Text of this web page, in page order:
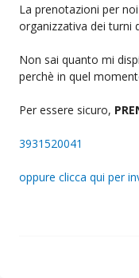
La prenotazioni per
organizzativa dei turni
Non sai quanto mi
perchè in quel
Per essere sicuro,
3931520041
oppure clicca qui per